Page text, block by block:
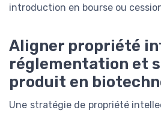
introduction en bourse ou
Aligner propriété
réglementation et
produit en
Une stratégie de propriété